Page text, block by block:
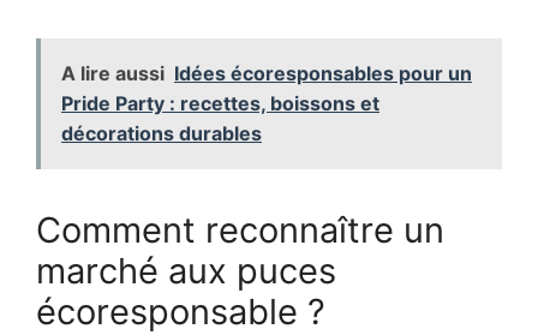
A lire aussi Idées écoresponsables pour un
Pride Party : recettes, boissons et
décorations durables
Comment reconnaître un
marché aux puces
écoresponsable ?